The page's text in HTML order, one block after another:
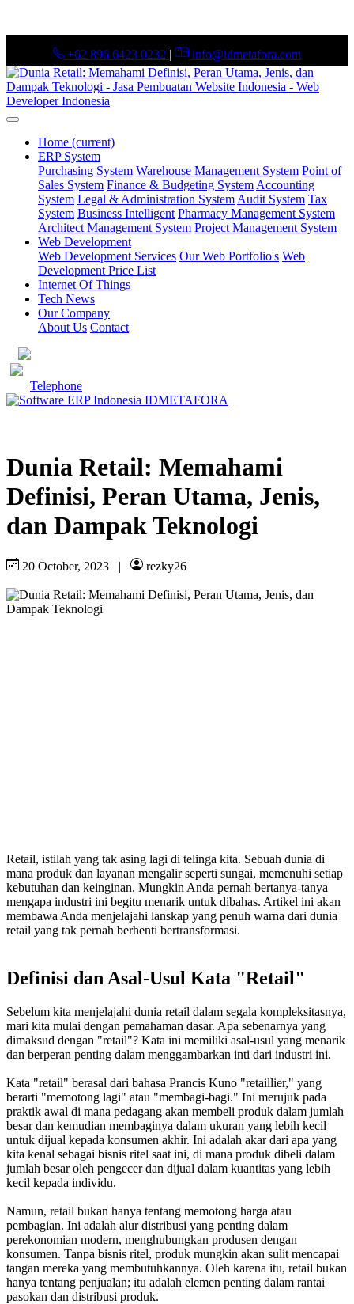
+62 896 6423 0232 | info@idmetafora.com
Home (current)
ERP System
Purchasing System Warehouse Management System Point of
Sales System Finance & Budgeting System Accounting
System Legal & Administration System Audit System Tax
System Business Intelligent Pharmacy Management System
Architect Management System Project Management System
Web Development
Web Development Services Our Web Portfolio's Web
Development Price List
Internet Of Things
Tech News
Our Company
About Us Contact
Telephone
Dunia Retail: Memahami
Definisi, Peran Utama, Jenis,
dan Dampak Teknologi
20 October, 2023 | rezky26
Retail, istilah yang tak asing lagi di telinga kita. Sebuah dunia di
mana produk dan layanan mengalir seperti sungai, memenuhi setiap
kebutuhan dan keinginan. Mungkin Anda pernah bertanya-tanya
mengapa industri ini begitu menarik untuk dibahas. Artikel ini akan
membawa Anda menjelajahi lanskap yang penuh warna dari dunia
retail yang tak pernah berhenti bertransformasi.
Definisi dan Asal-Usul Kata "Retail"
Sebelum kita menjelajahi dunia retail dalam segala kompleksitasnya,
mari kita mulai dengan pemahaman dasar. Apa sebenarnya yang
dimaksud dengan "retail"? Kata ini memiliki asal-usul yang menarik
dan berperan penting dalam menggambarkan inti dari industri ini.
Kata "retail" berasal dari bahasa Prancis Kuno "retaillier," yang
berarti "memotong lagi" atau "membagi-bagi." Ini merujuk pada
praktik awal di mana pedagang akan membeli produk dalam jumlah
besar dan kemudian membaginya dalam ukuran yang lebih kecil
untuk dijual kepada konsumen akhir. Ini adalah akar dari apa yang
kita kenal sebagai bisnis ritel saat ini, di mana produk dibeli dalam
jumlah besar oleh pengecer dan dijual dalam kuantitas yang lebih
kecil kepada individu.
Namun, retail bukan hanya tentang memotong harga atau
pembagian. Ini adalah alur distribusi yang penting dalam
perekonomian modern, menghubungkan produsen dengan
konsumen. Tanpa bisnis ritel, produk mungkin akan sulit mencapai
tangan mereka yang membutuhkannya. Oleh karena itu, retail bukan
hanya tentang penjualan; itu adalah elemen penting dalam rantai
pasokan dan distribusi produk.